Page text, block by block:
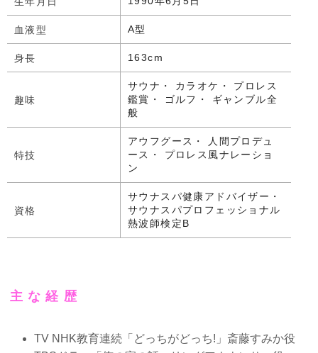
血液型 A型
身長 163cm
趣味
サウナ・ カラオケ・ プロレス
鑑賞・ ゴルフ・ ギャンブル全
般
特技
アウフグース・ 人間プロデュ
ース・ プロレス風ナレーショ
ン
資格
サウナスパ健康アドバイザー・
サウナスパプロフェッショナル
熱波師検定B
主な経歴
TV NHK教育連続「どっちがどっち!」斎藤すみか役